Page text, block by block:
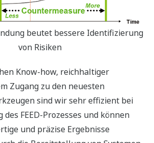
beutet bessere Identifizierung
von Risiken
Know-how, reichhaltiger
Zugang zu den neuesten
sind wir sehr effizient bei
FEED-Prozesses und können
und präzise Ergebnisse